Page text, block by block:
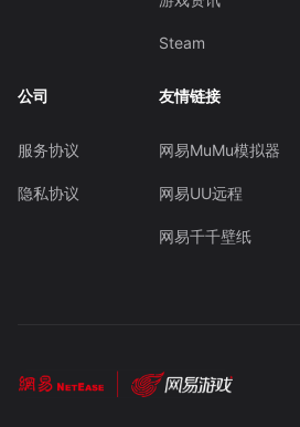
Steam
公司
服务协议
隐私协议
友情链接
网易MuMu模拟器
网易UU远程
网易千千壁纸